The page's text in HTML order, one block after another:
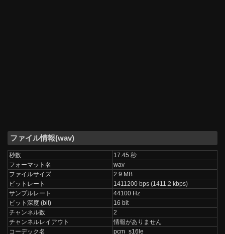
ファイル情報(wav)
秒数
17.45 秒
フォーマット名
wav
ファイルサイズ
2.9 MB
ビットレート
1411200 bps (1411.2 kbps)
サンプルレート
44100 Hz
ビット深度 (bit)
16 bit
チャンネル数
2
チャンネルレイアウト
情報がありません
コーデック名
pcm_s16le